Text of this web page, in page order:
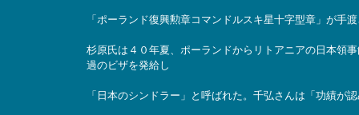
「ポーランド復興勲章コマンドルスキ星十字型章」が手
杉原氏は４０年夏、ポーランドからリトアニアの日本領
過のビザを発給し
「日本のシンドラー」と呼ばれた。千弘さんは「功績が